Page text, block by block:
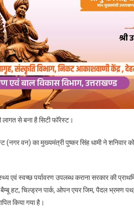
लागत से बना है सिटी फॉरेस्ट।
(नगर वन) का मुख्यमंत्री पुष्कर सिंह धामी ने शनिवार
एवं स्वच्छ पर्यावरण उपलब्ध कराना सरकार की
हट, चिल्ड्रन पार्क, ओपन एयर जिम, पैदल भ्रमण
किया गया है।